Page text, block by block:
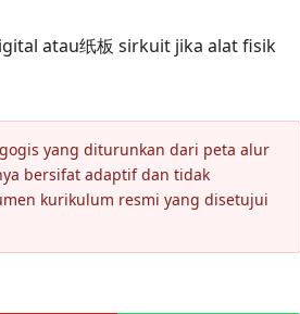
atau纸板 sirkuit jika alat fisik
yang diturunkan dari peta alur
bersifat adaptif dan tidak
kurikulum resmi yang disetujui